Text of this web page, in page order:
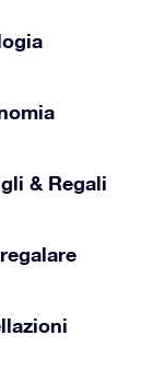
& Regali